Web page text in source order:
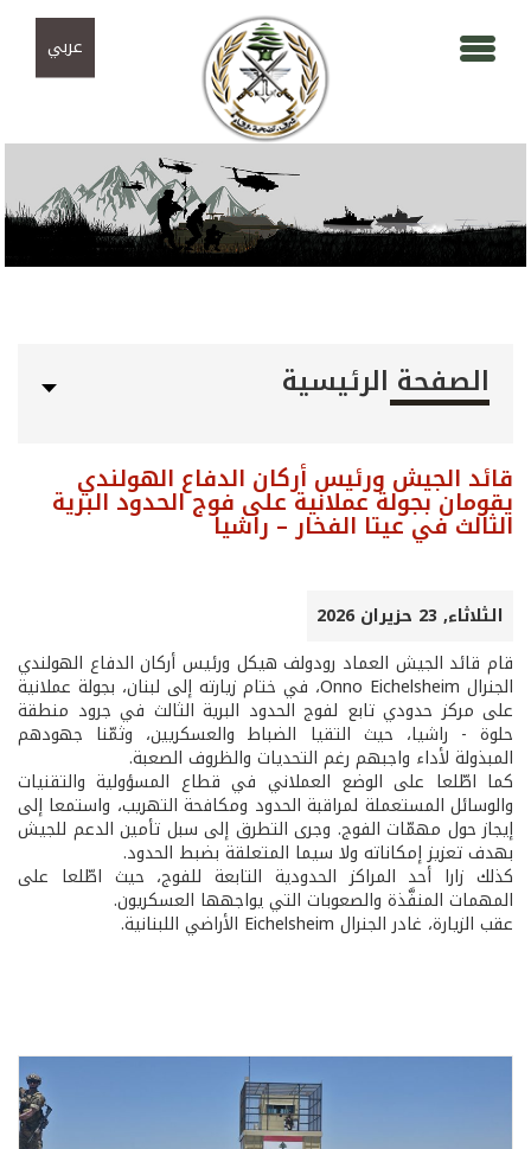
عربي
الصفحة الرئيسية
قائد الجيش ورئيس أركان الدفاع الهولندي
يقومان بجولة عملانية على فوج الحدود البرية
الثالث في عيتا الفخار – راشيا
الثلاثاء, 23 حزيران 2026
قام قائد الجيش العماد رودولف هيكل ورئيس أركان الدفاع الهولندي
الجنرال Onno Eichelsheim، في ختام زيارته إلى لبنان، بجولة عملانية
على مركز حدودي تابع لفوج الحدود البرية الثالث في جرود منطقة
حلوة - راشيا، حيث التقيا الضباط والعسكريين، وثمّنا جهودهم
المبذولة لأداء واجبهم رغم التحديات والظروف الصعبة.
كما اطّلعا على الوضع العملاني في قطاع المسؤولية والتقنيات
والوسائل المستعملة لمراقبة الحدود ومكافحة التهريب، واستمعا إلى
إيجاز حول مهمّات الفوج. وجرى التطرق إلى سبل تأمين الدعم للجيش
بهدف تعزيز إمكاناته ولا سيما المتعلقة بضبط الحدود.
كذلك زارا أحد المراكز الحدودية التابعة للفوج، حيث اطّلعا على
المهمات المنفَّذة والصعوبات التي يواجهها العسكريون.
عقب الزيارة، غادر الجنرال Eichelsheim الأراضي اللبنانية.